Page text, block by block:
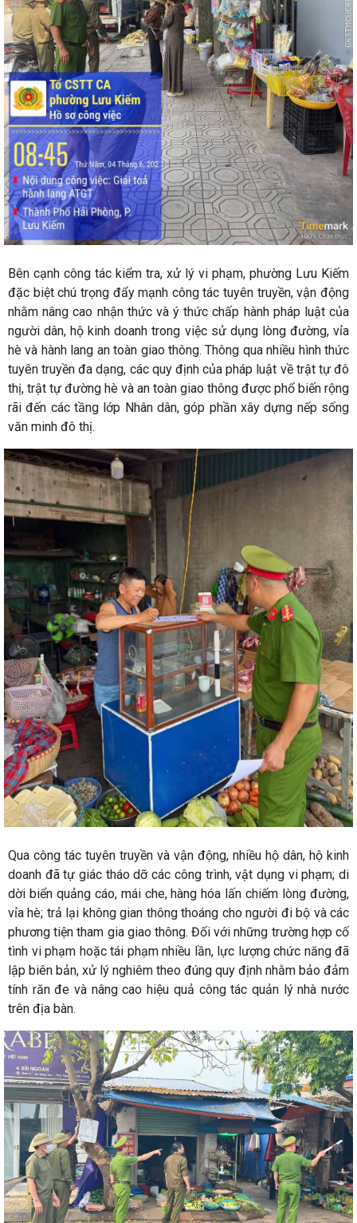
Bên cạnh công tác kiểm tra, xử lý vi phạm, phường Lưu Kiếm
đặc biệt chú trọng đẩy mạnh công tác tuyên truyền, vận động
nhằm nâng cao nhận thức và ý thức chấp hành pháp luật của
người dân, hộ kinh doanh trong việc sử dụng lòng đường, vỉa
hè và hành lang an toàn giao thông. Thông qua nhiều hình thức
tuyên truyền đa dạng, các quy định của pháp luật về trật tự đô
thị, trật tự đường hè và an toàn giao thông được phổ biến rộng
rãi đến các tầng lớp Nhân dân, góp phần xây dựng nếp sống
văn minh đô thị.
Qua công tác tuyên truyền và vận động, nhiều hộ dân, hộ kinh
doanh đã tự giác tháo dỡ các công trình, vật dụng vi phạm; di
dời biển quảng cáo, mái che, hàng hóa lấn chiếm lòng đường,
vỉa hè; trả lại không gian thông thoáng cho người đi bộ và các
phương tiện tham gia giao thông. Đối với những trường hợp cố
tình vi phạm hoặc tái phạm nhiều lần, lực lượng chức năng đã
lập biên bản, xử lý nghiêm theo đúng quy định nhằm bảo đảm
tính răn đe và nâng cao hiệu quả công tác quản lý nhà nước
trên địa bàn.